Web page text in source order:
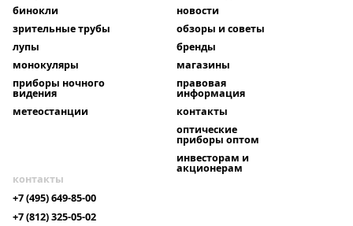
бинокли
зрительные трубы
лупы
монокуляры
приборы ночного
видения
метеостанции
новости
обзоры и советы
бренды
магазины
правовая
информация
контакты
оптические
приборы оптом
инвесторам и
акционерам
контакты
+7 (495) 649-85-00
+7 (812) 325-05-02